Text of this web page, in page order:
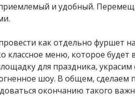
и удобный.
как отдельно фуршет
меню, которое
для праздника,
шоу. В общем, сделаем
окончанию такого